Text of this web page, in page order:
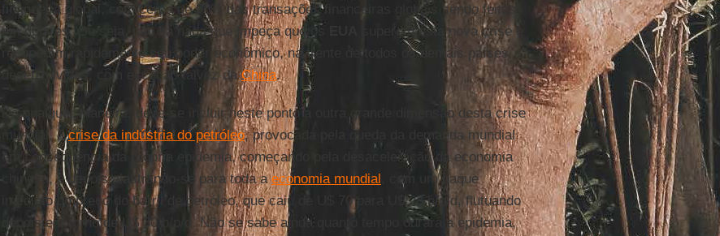
financeira global, com cerca de 90% das transações financeiras globais sendo feitas
em dólares. Ou seja, não há nada que impeça que os
superem esta nova crise e
recuperem rapidamente seu poder econômico, na frente de todos os demais países
desenvolvidos, com exceção talvez daChina.
De qualquer maneira, deve-se incluir neste ponto a outra grande dimensão desta crise
mundial, acrise da indústria do petróleo, provocada pela queda da demanda mundial
em consequência da própria epidemia, começando pela desaceleração da economia
chinesa, e depois alastrando-se para toda aeconomia mundial , com um baque
imediato do preço do barril de petróleo, que caiu de U$ 70 para U$ 23 b/p/d, flutuando
depois em torno de U$ 30 b/p/d. Não se sabe ainda quanto tempo durará a epidemia,